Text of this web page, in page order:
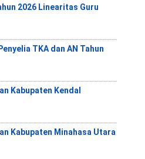
2026 Linearitas Guru
TKA dan AN Tahun
Kabupaten Kendal
Kabupaten Minahasa Utara